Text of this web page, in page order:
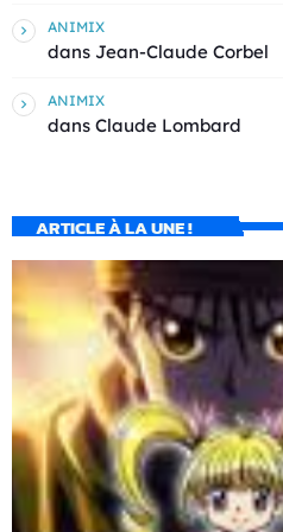
ANIMIX
dans Jean-Claude Corbel
ANIMIX
dans Claude Lombard
ARTICLE À LA UNE !